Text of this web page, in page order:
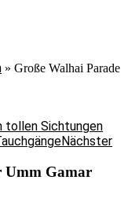
» Große Walhai Parade
tollen Sichtungen
Nächster
Umm Gamar